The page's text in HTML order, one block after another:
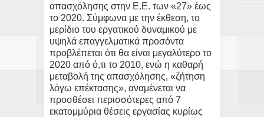
απασχόλησης στην Ε.Ε. των «27» έως
το 2020. Σύμφωνα με την έκθεση, το
μερίδιο του εργατικού δυναμικού με
υψηλά επαγγελματικά προσόντα
προβλέπεται ότι θα είναι μεγαλύτερο το
2020 από ό,τι το 2010, ενώ η καθαρή
μεταβολή της απασχόλησης, «ζήτηση
λόγω επέκτασης», αναμένεται να
προσθέσει περισσότερες από 7
εκατομμύρια θέσεις εργασίας κυρίως